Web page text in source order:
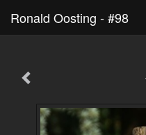
Ronald Oosting - #98